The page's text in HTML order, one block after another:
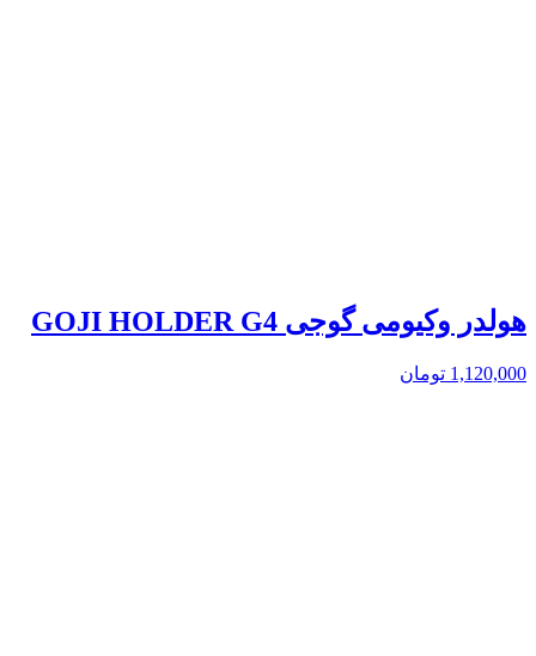
هولدر وکیومی گوجی GOJI HOLDER G4
1,120,000 تومان